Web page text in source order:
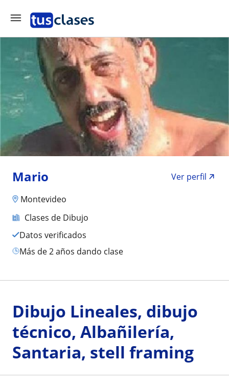
Mario
Ver perfil
Montevideo
Clases de Dibujo
Datos verificados
más de 2 años dando clase
Dibujo Lineales, dibujo
técnico, Albañilería,
Santaria, stell framing